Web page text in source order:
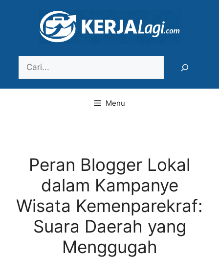
Menu
Peran Blogger Lokal
dalam Kampanye
Wisata Kemenparekraf:
Suara Daerah yang
Menggugah